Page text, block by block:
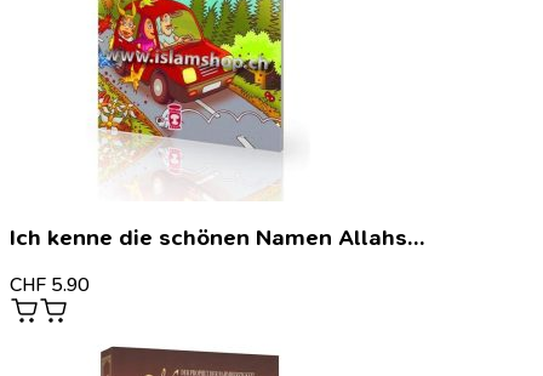
Ich kenne die schönen Namen Allahs…
CHF 5.90